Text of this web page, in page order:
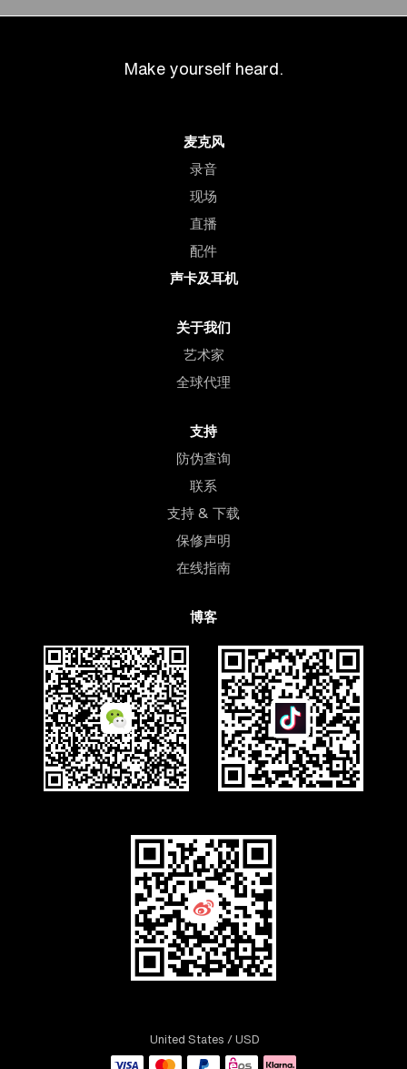
Make yourself heard.
麦克风
录音
现场
直播
配件
声卡及耳机
关于我们
艺术家
全球代理
支持
防伪查询
联系
支持 & 下载
保修声明
在线指南
博客
United States / USD